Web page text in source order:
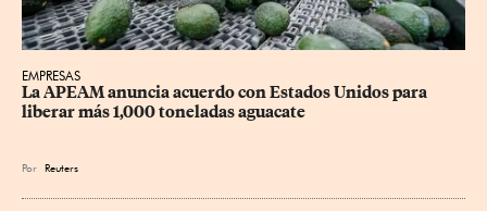
EMPRESAS
La APEAM anuncia acuerdo con Estados Unidos para
liberar más 1,000 toneladas aguacate
Por Reuters